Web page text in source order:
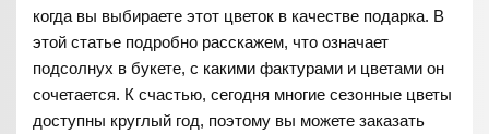
когда вы выбираете этот цветок в качестве подарка. В
этой статье подробно расскажем, что означает
подсолнух в букете, с какими фактурами и цветами он
сочетается. К счастью, сегодня многие сезонные цветы
доступны круглый год, поэтому вы можете заказать